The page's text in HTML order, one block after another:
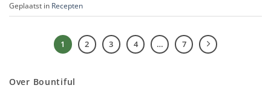
Geplaatst in Recepten
1 2 3 4 … 7
Over Bountiful